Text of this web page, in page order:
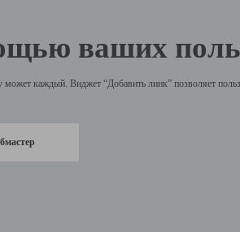
ваших
каждый. Виджет “Добавить линк” позволяет